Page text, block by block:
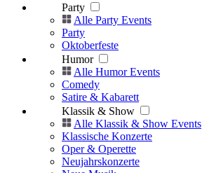
Party
Alle Party Events
Party
Oktoberfeste
Humor
Alle Humor Events
Comedy
Satire & Kabarett
Klassik & Show
Alle Klassik & Show Events
Klassische Konzerte
Oper & Operette
Neujahrskonzerte